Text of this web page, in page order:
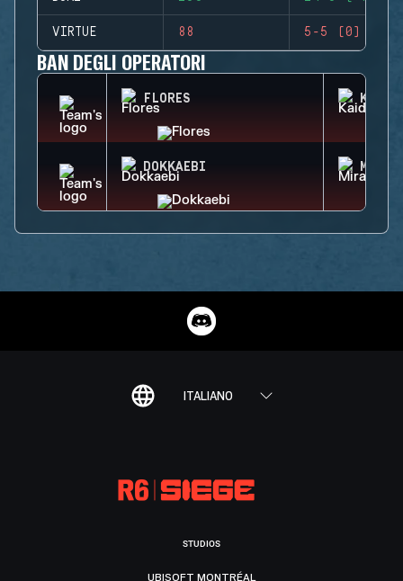
VIRTUE 88 5-5 (0)
BAN DEGLI OPERATORI
FLORES KAID
DOKKAEBI MIRA
ITALIANO
STUDIOS
UBISOFT MONTRÉAL